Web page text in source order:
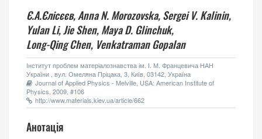
Є.А.Єлісєєв, Anna N. Morozovska, Sergei V. Kalinin,
Yulan Li,Jie Shen, Maya D. Glinchuk,
Long-Qing Chen, Venkatraman Gopalan
Інститут проблем матеріалознавства ім. І. М. Францевича НАН
України , вул. Омеляна Пріцака, 3, Київ, 03142, Україна
Journal of Applied Physics - Melville, USA: American Institute of
Physics, 2009, #106
http://www.materials.kiev.ua/article/662
Анотація